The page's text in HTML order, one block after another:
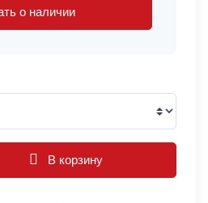
о наличии
В корзину